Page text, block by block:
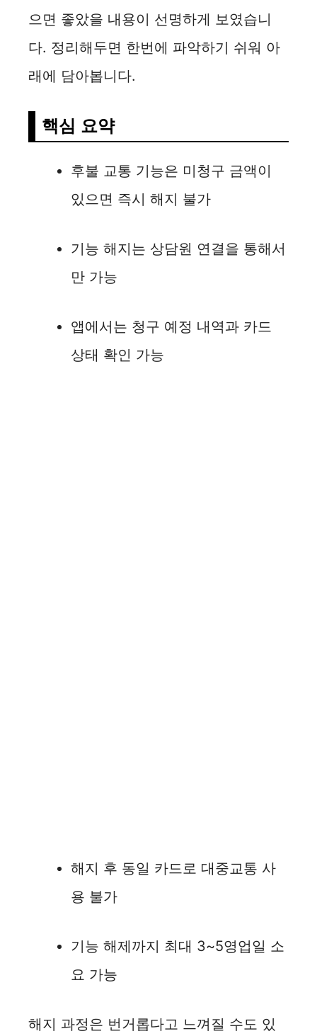
으면 좋았을 내용이 선명하게 보였습니
다. 정리해두면 한번에 파악하기 쉬워 아
래에 담아봅니다.
핵심 요약
후불 교통 기능은 미청구 금액이
있으면 즉시 해지 불가
기능 해지는 상담원 연결을 통해서
만 가능
앱에서는 청구 예정 내역과 카드
상태 확인 가능
해지 후 동일 카드로 대중교통 사
용 불가
기능 해제까지 최대 3~5영업일 소
요 가능
해지 과정은 번거롭다고 느껴질 수도 있